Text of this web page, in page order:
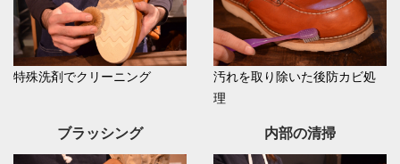
特殊洗剤でクリーニング
汚れを取り除いた後防カビ処
理
ブラッシング 内部の清掃